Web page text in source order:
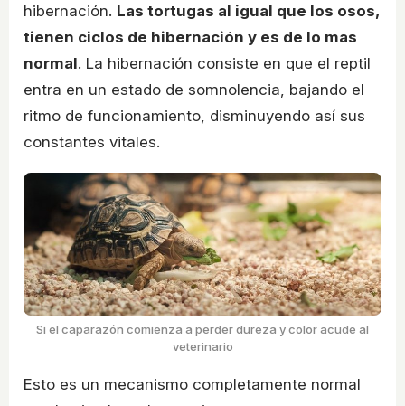
hibernación. Las tortugas al igual que los osos,
tienen ciclos de hibernación y es de lo mas
normal. La hibernación consiste en que el reptil
entra en un estado de somnolencia, bajando el
ritmo de funcionamiento, disminuyendo así sus
constantes vitales.
Si el caparazón comienza a perder dureza y color acude al
veterinario
Esto es un mecanismo completamente normal